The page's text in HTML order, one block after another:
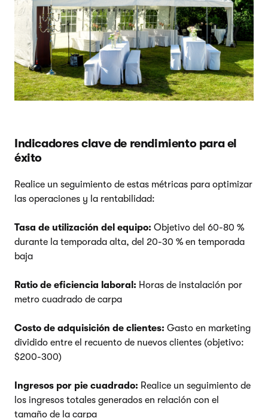
Indicadores clave de rendimiento para el
éxito
Realice un seguimiento de estas métricas para optimizar
las operaciones y la rentabilidad:
Tasa de utilización del equipo: Objetivo del 60-80 %
durante la temporada alta, del 20-30 % en temporada
baja
Ratio de eficiencia laboral: Horas de instalación por
metro cuadrado de carpa
Costo de adquisición de clientes: Gasto en marketing
dividido entre el recuento de nuevos clientes (objetivo:
$200-300)
Ingresos por pie cuadrado: Realice un seguimiento de
los ingresos totales generados en relación con el
tamaño de la carpa